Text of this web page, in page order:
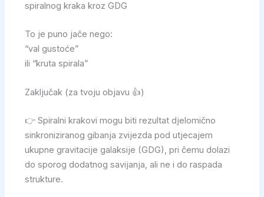
spiralnog kraka kroz GDG
To je puno jače nego:
“val gustoće”
ili “kruta spirala”
Zaključak (za tvoju objavu 👍)
👉 Spiralni krakovi mogu biti rezultat djelomično
sinkroniziranog gibanja zvijezda pod utjecajem
ukupne gravitacije galaksije (GDG), pri čemu dolazi
do sporog dodatnog savijanja, ali ne i do raspada
strukture.